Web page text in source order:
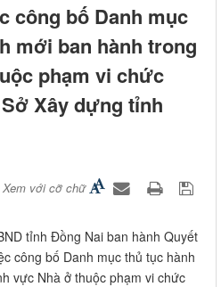
công bố Danh mục
mới ban hành trong
phạm vi chức
Xây dựng tỉnh
Xem với cỡ chữ
tỉnh Đồng Nai ban hành Quyết
công bố Danh mục thủ tục hành
vực Nhà ở thuộc phạm vi chức